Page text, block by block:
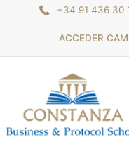
+34 91 436 30
ACCEDER